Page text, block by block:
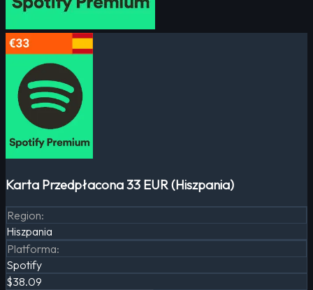
Karta Przedpłacona 33 EUR (Hiszpania)
Region:
Hiszpania
Platforma:
Spotify
$38.09